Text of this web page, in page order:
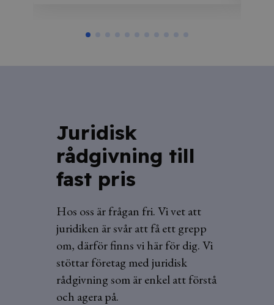
Juridisk
rådgivning till
fast pris
Hos oss är frågan fri. Vi vet att
juridiken är svår att få ett grepp
om, därför finns vi här för dig. Vi
stöttar företag med juridisk
rådgivning som är enkel att förstå
och agera på.